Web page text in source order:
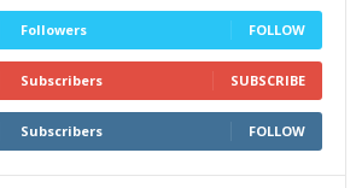
Followers FOLLOW
Subscribers SUBSCRIBE
Subscribers FOLLOW